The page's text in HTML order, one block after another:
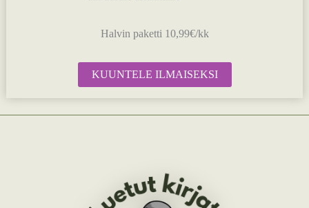
Halvin paketti 10,99€/kk
KUUNTELE ILMAISEKSI